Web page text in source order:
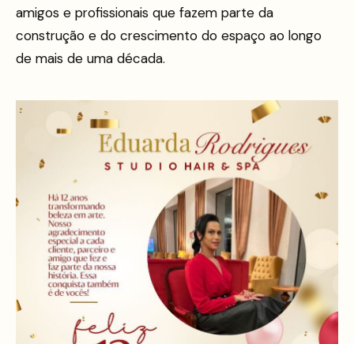
amigos e profissionais que fazem parte da
construção e do crescimento do espaço ao longo
de mais de uma década.